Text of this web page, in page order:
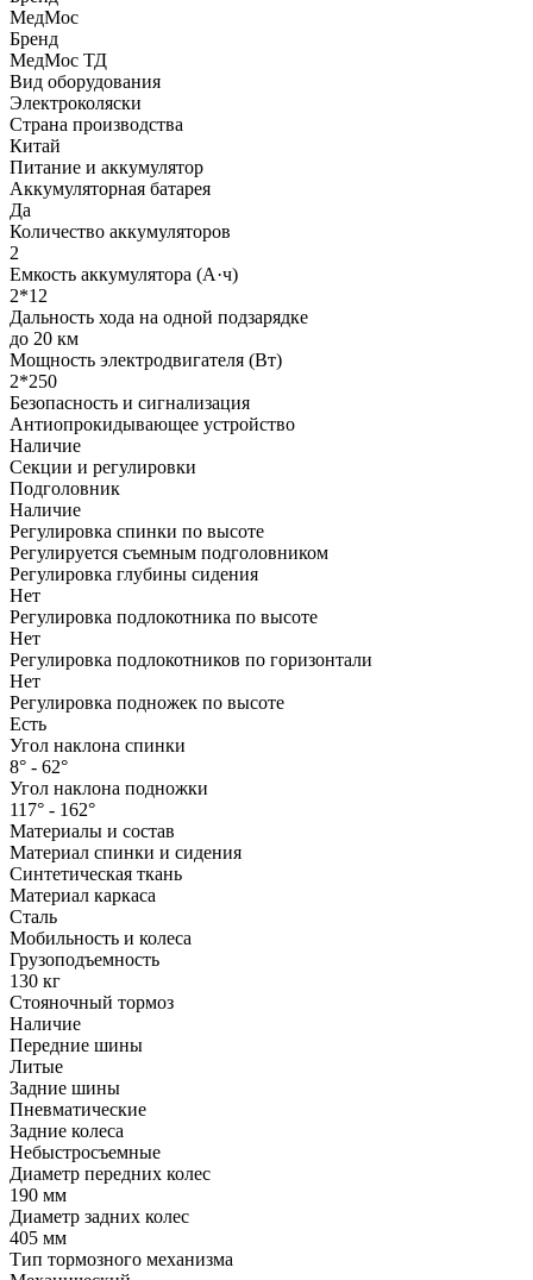
МедМос
Бренд
МедМос ТД
Вид оборудования
Электроколяски
Страна производства
Китай
Питание и аккумулятор
Аккумуляторная батарея
Да
Количество аккумуляторов
2
Емкость аккумулятора (А·ч)
2*12
Дальность хода на одной подзарядке
до 20 км
Мощность электродвигателя (Вт)
2*250
Безопасность и сигнализация
Антиопрокидывающее устройство
Наличие
Секции и регулировки
Подголовник
Наличие
Регулировка спинки по высоте
Регулируется съемным подголовником
Регулировка глубины сидения
Нет
Регулировка подлокотника по высоте
Нет
Регулировка подлокотников по горизонтали
Нет
Регулировка подножек по высоте
Есть
Угол наклона спинки
8° - 62°
Угол наклона подножки
117° - 162°
Материалы и состав
Материал спинки и сидения
Синтетическая ткань
Материал каркаса
Сталь
Мобильность и колеса
Грузоподъемность
130 кг
Стояночный тормоз
Наличие
Передние шины
Литые
Задние шины
Пневматические
Задние колеса
Небыстросъемные
Диаметр передних колес
190 мм
Диаметр задних колес
405 мм
Тип тормозного механизма